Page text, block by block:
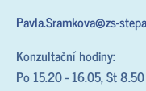
Pavla.Sramkova@zs-
Konzultační hodiny:
Po 15.20 - 16.05, St